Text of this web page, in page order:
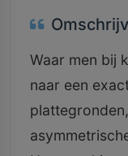
Waar men bij
naar een